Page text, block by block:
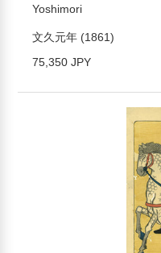
Yoshimori
文久元年 (1861)
75,350 JPY